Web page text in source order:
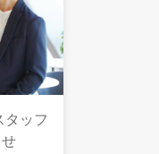
タッフ